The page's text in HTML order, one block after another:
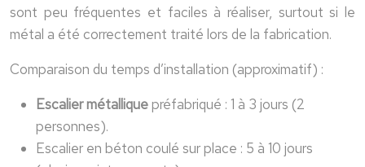
sont peu fréquentes et faciles à réaliser, surtout si le
métal a été correctement traité lors de la fabrication.
Comparaison du temps d’installation (approximatif) :
Escalier métalliquepréfabriqué : 1 à 3 jours (2
personnes).
Escalier en béton coulé sur place : 5 à 10 jours